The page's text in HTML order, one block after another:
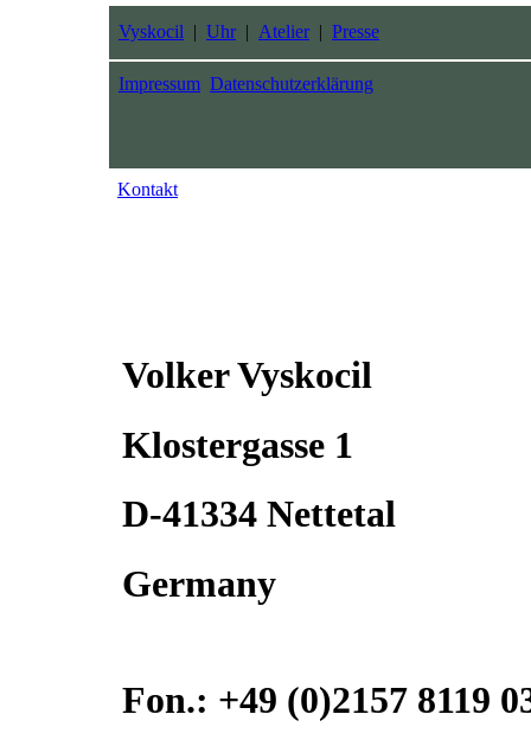
Vyskocil | Uhr| Atelier| Presse
Impressum Datenschutzerklärung
Kontakt
Volker Vyskocil
Klostergasse 1
D-41334 Nettetal
Germany
Fon.: +49 (0)2157 8119